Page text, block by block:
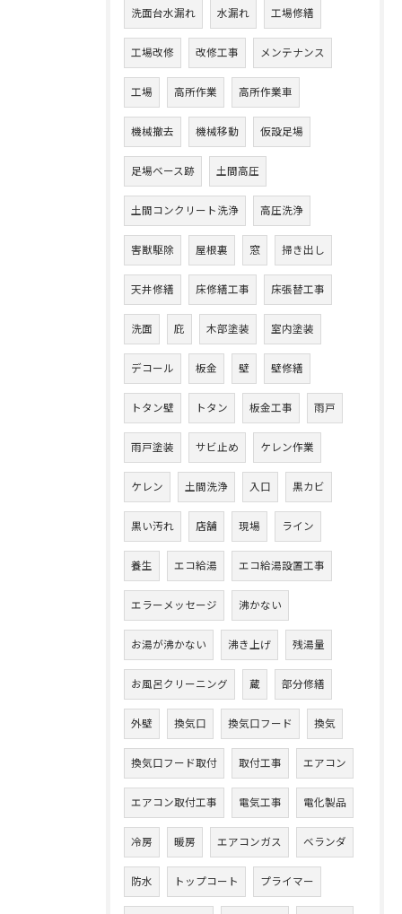
洗面台水漏れ 水漏れ 工場修繕
工場改修 改修工事 メンテナンス
工場 高所作業 高所作業車
機械撤去 機械移動 仮設足場
足場ベース跡 土間高圧
土間コンクリート洗浄 高圧洗浄
害獣駆除 屋根裏 窓 掃き出し
天井修繕 床修繕工事 床張替工事
洗面 庇 木部塗装 室内塗装
デコール 板金 壁 壁修繕
トタン壁 トタン 板金工事 雨戸
雨戸塗装 サビ止め ケレン作業
ケレン 土間洗浄 入口 黒カビ
黒い汚れ 店舗 現場 ライン
養生 エコ給湯 エコ給湯設置工事
エラーメッセージ 沸かない
お湯が沸かない 沸き上げ 残湯量
お風呂クリーニング 蔵 部分修繕
外壁 換気口 換気口フード 換気
換気口フード取付 取付工事 エアコン
エアコン取付工事 電気工事 電化製品
冷房 暖房 エアコンガス ベランダ
防水 トップコート プライマー